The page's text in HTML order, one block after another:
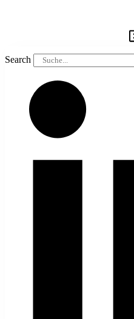
Search